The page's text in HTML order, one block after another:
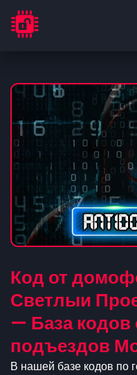
Код от
Светлыи
— База
подъездов
В нашей базе кодов по